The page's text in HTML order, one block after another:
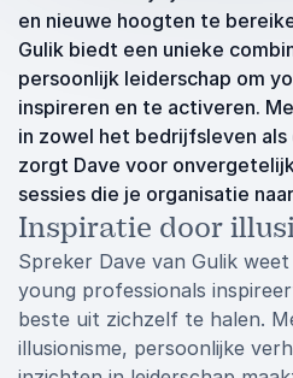
en nieuwe hoogten te
Gulik biedt een unieke
persoonlijk leiderschap om
inspireren en te activeren.
in zowel het bedrijfsleven
zorgt Dave voor
sessies die je organisatie
Inspiratie door
Spreker Dave van Gulik
young professionals
beste uit zichzelf te halen.
illusionisme, persoonlijke